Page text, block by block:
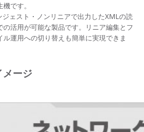
です。
ジェスト・ノンリニアで出力したXMLの読
の活用が可能な製品です。リニア編集とフ
ル運用への切り替えも簡単に実現できま
ージ